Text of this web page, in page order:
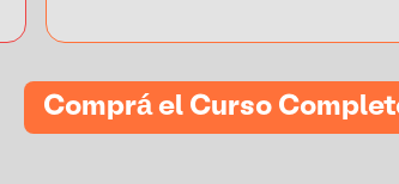
Comprá el Curso